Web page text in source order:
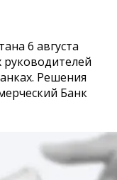
6 августа
руководителей
Решения
Банк